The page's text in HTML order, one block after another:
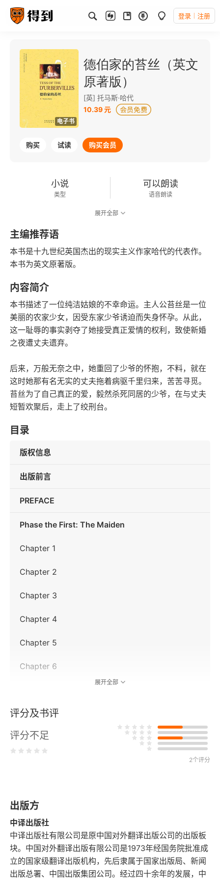
登录 注册
电子书
德伯家的苔丝（英文
原著版）
[英] 托马斯·哈代
10.39 元
购买 试读 购买会员
小说
类型
可以朗读
语音朗读
展开全部
主编推荐语
本书是十九世纪英国杰出的现实主义作家哈代的代表作。
本书为英文原著版。
内容简介
本书描述了一位纯洁姑娘的不幸命运。主人公苔丝是一位
美丽的农家少女，因受东家少爷诱迫而失身怀孕。从此，
这一耻辱的事实剥夺了她接受真正爱情的权利，致使新婚
之夜遭丈夫遗弃。
后来，万般无奈之中，她重回了少爷的怀抱，不料，就在
这时她那有名无实的丈夫拖着病驱千里归来，苦苦寻觅。
苔丝为了自己真正的爱，毅然杀死同居的少爷，在与丈夫
短暂欢聚后，走上了绞刑台。
目录
版权信息
出版前言
PREFACE
Phase the First: The Maiden
Chapter 1
Chapter 2
Chapter 3
Chapter 4
Chapter 5
Chapter 6
Chapter 8
Chapter 9
Phase the Second: Maiden No More
Chapter 12
Chapter 13
Chapter 14
展开全部
评分及书评
评分不足
2个评分
出版方
中译出版社
中译出版社有限公司是原中国对外翻译出版公司的出版板
块。中国对外翻译出版有限公司是1973年经国务院批准成
立的国家级翻译出版机构，先后隶属于国家出版局、新闻
出版总署、中国出版集团公司。经过四十余年的发展，中